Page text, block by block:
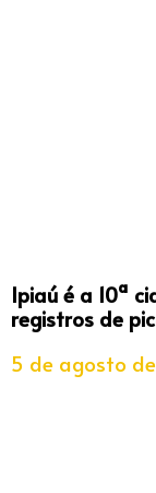
Ipiaú é a 10ª
registros de
5 de agosto